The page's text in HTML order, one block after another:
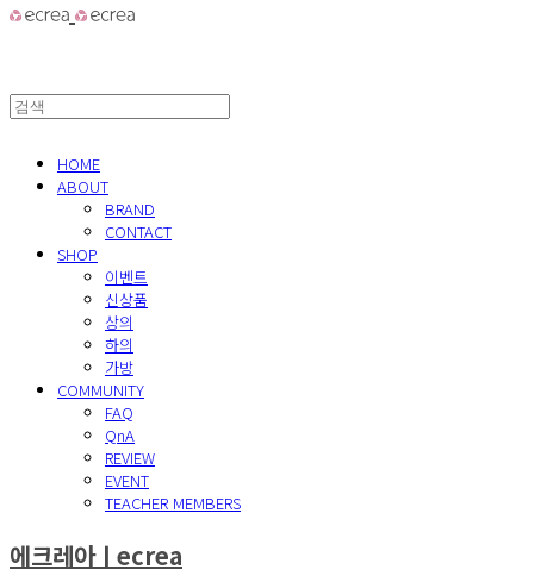
HOME
ABOUT
BRAND
CONTACT
SHOP
이벤트
신상품
상의
하의
가방
COMMUNITY
FAQ
QnA
REVIEW
EVENT
TEACHER MEMBERS
에크레아ㅣecrea